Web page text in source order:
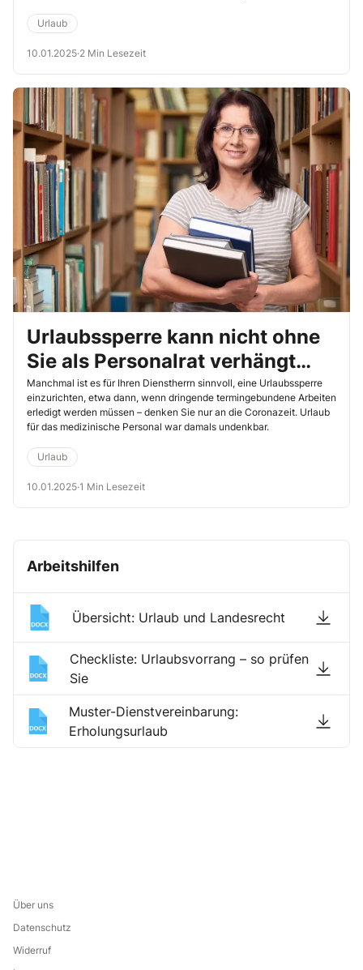
hat. Hier noch mal für Sie das Grundsatzurteil aus Brüssel, das die
Urlaubswelt wirklich auf den Kopf gestellt hat. Dienstherren leiden
sehr unter dieser Entscheidung, aber es hilft nichts – die
Urlaub
10.01.2025·2 Min Lesezeit
Urlaubssperre kann nicht ohne
Sie als Personalrat verhängt
werden
Manchmal ist es für Ihren Dienstherrn sinnvoll, eine Urlaubssperre
einzurichten, etwa dann, wenn dringende termingebundene Arbeiten
erledigt werden müssen – denken Sie nur an die Coronazeit. Urlaub
für das medizinische Personal war damals undenkbar.
Urlaub
10.01.2025·1 Min Lesezeit
Arbeitshilfen
Übersicht: Urlaub und Landesrecht
Checkliste: Urlaubsvorrang – so prüfen
Sie
Muster-Dienstvereinbarung:
Erholungsurlaub
Über uns
Datenschutz
Widerruf